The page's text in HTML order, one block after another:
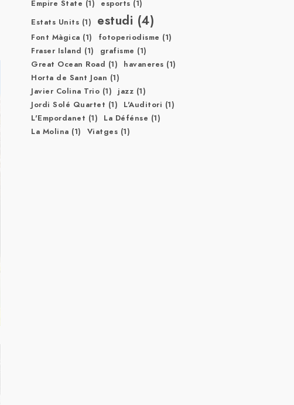
Empire State (1) esports (1)
Estats Units (1) estudi (4)
Font Màgica (1) fotoperiodisme (1)
Fraser Island (1) grafisme (1)
Great Ocean Road (1) havaneres (1)
Horta de Sant Joan (1)
Javier Colina Trio (1) jazz (1)
Jordi Solé Quartet (1) L'Auditori (1)
L'Empordanet (1) La Défénse (1)
La Molina (1) Viatges (1)